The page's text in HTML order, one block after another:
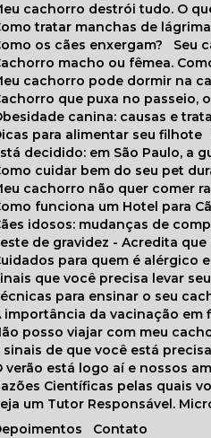
Depoimentos
Meu cachorro destrói tudo. O
Como tratar manchas de
Como os cães enxergam?
Cachorro macho ou fêmea.
Meu cachorro pode dormir na
Cachorro que puxa no passeio,
Obesidade canina: causas e
Dicas para alimentar seu filhote
Está decidido: em São Paulo,
Como cuidar bem do seu pet
Meu cachorro não quer comer
Como funciona um Hotel para
Cães idosos: mudanças de
Teste de gravidez - Acredita
Cuidados para quem é alérgico
Sinais que você precisa levar
Técnicas para ensinar o seu
A importância da vacinação em
Não posso viajar com meu
7 sinais de que você está
O verão está logo aí e nossos
Razões Científicas pelas quais
Seja um Tutor Responsável.
Contato